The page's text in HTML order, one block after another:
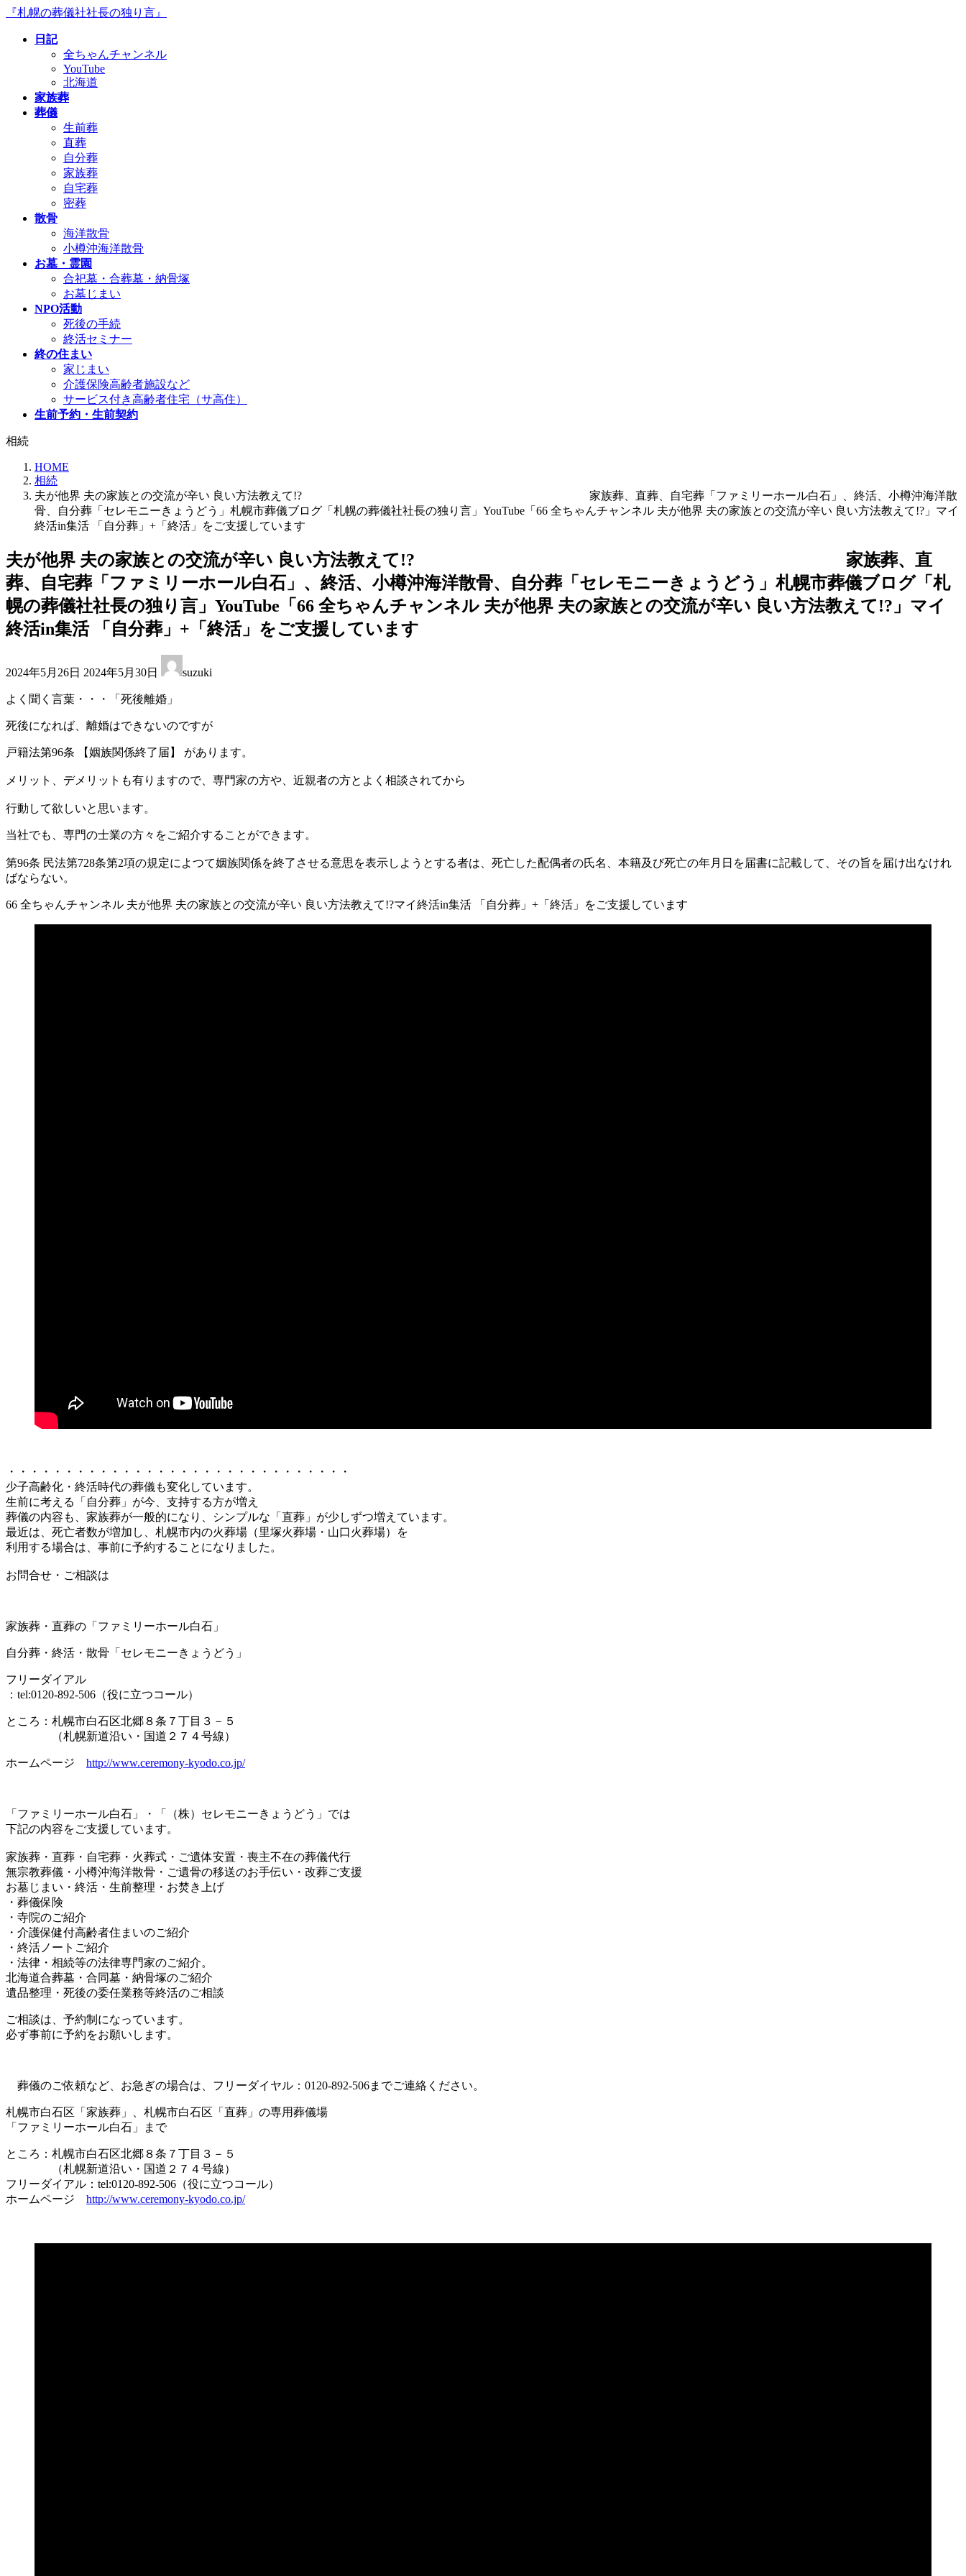
コ
ナ
『札幌の葬儀社社長の独り言』
日記
全ちゃんチャンネル
YouTube
北海道
家族葬
葬儀
生前葬
直葬
自分葬
家族葬
自宅葬
密葬
散骨
海洋散骨
小樽沖海洋散骨
お墓・霊園
合祀墓・合葬墓・納骨塚
お墓じまい
NPO活動
死後の手続
終活セミナー
終の住まい
家じまい
介護保険高齢者施設など
サービス付き高齢者住宅（サ高住）
生前予約・生前契約
相続
HOME
相続
夫が他界 夫の家族との交流が辛い 良い方法教えて!? 家族葬、直葬、自宅葬「ファミリーホール白石」、終活、小樽沖海洋散
骨、自分葬「セレモニーきょうどう」札幌市葬儀ブログ「札幌の葬儀社社長の独り言」YouTube「66 全ちゃんチャンネル 夫が他界 夫の家族との交流が辛い 良い方法教えて!?」マイ
終活in集活 「自分葬」+「終活」をご支援しています
夫が他界 夫の家族との交流が辛い 良い方法教えて!? 家族葬、直
葬、自宅葬「ファミリーホール白石」、終活、小樽沖海洋散骨、自分葬「セレモニーきょうどう」札幌市葬儀ブログ「札
幌の葬儀社社長の独り言」YouTube「66 全ちゃんチャンネル 夫が他界 夫の家族との交流が辛い 良い方法教えて!?」マイ
終活in集活 「自分葬」+「終活」をご支援しています
2024年5月26日 終
日
:
2024年5月30日 suzuki
よく聞く言葉・・・「死後離婚」
死後になれば、離婚はできないのですが
戸籍法第96条 【姻族関係終了届】 があります。
メリット、デメリットも有りますので、専門家の方や、近親者の方とよく相談されてから
行動して欲しいと思います。
当社でも、専門の士業の方々をご紹介することができます。
第96条 民法第728条第2項の規定によつて姻族関係を終了させる意思を表示しようとする者は、死亡した配偶者の氏名、本籍及び死亡の年月日を届書に記載して、その旨を届け出なけれ
ばならない。
66 全ちゃんチャンネル 夫が他界 夫の家族との交流が辛い 良い方法教えて!?マイ終活in集活 「自分葬」+「終活」をご支援しています
・・・・・・・・・・・・・・・・・・・・・・・・・・・・・・
少子高齢化・終活時代の葬儀も変化しています。
生前に考える「自分葬」が今、支持する方が増え
葬儀の内容も、家族葬が一般的になり、シンプルな「直葬」が少しずつ増えています。
最近は、死亡者数が増加し、札幌市内の火葬場（里塚火葬場・山口火葬場）を
利用する場合は、事前に予約することになりました。
お問合せ・ご相談は
家族葬・直葬の「ファミリーホール白石」
自分葬・終活・散骨「セレモニーきょうどう」
フリーダイアル
：tel:0120-892-506（役に立つコール）
ところ：札幌市白石区北郷８条７丁目３－５
（札幌新道沿い・国道２７４号線）
ホームページ http://www.ceremony-kyodo.co.jp/
「ファミリーホール白石」・「（株）セレモニーきょうどう」では
下記の内容をご支援しています。
家族葬・直葬・自宅葬・火葬式・ご遺体安置・喪主不在の葬儀代行
無宗教葬儀・小樽沖海洋散骨・ご遺骨の移送のお手伝い・改葬ご支援
お墓じまい・終活・生前整理・お焚き上げ
・葬儀保険
・寺院のご紹介
・介護保健付高齢者住まいのご紹介
・終活ノートご紹介
・法律・相続等の法律専門家のご紹介。
北海道合葬墓・合同墓・納骨塚のご紹介
遺品整理・死後の委任業務等終活のご相談
ご相談は、予約制になっています。
必ず事前に予約をお願いします。
葬儀のご依頼など、お急ぎの場合は、フリーダイヤル：0120-892-506までご連絡ください。
札幌市白石区「家族葬」、札幌市白石区「直葬」の専用葬儀場
「ファミリーホール白石」まで
ところ：札幌市白石区北郷８条７丁目３－５
（札幌新道沿い・国道２７４号線）
フリーダイアル：tel:0120-892-506（役に立つコール）
ホームページ http://www.ceremony-kyodo.co.jp/